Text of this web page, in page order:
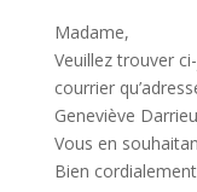
Madame,
Veuillez trouver
courrier
Geneviève
Vous en
Bien